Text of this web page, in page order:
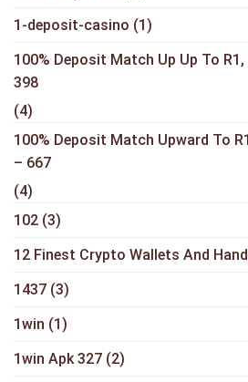
1-deposit-casino (1)
100% Deposit Match Up Up To
398
(4)
100% Deposit Match Upward To
– 667
(4)
102 (3)
12 Finest Crypto Wallets And
1437 (3)
1win (1)
1win Apk 327 (2)